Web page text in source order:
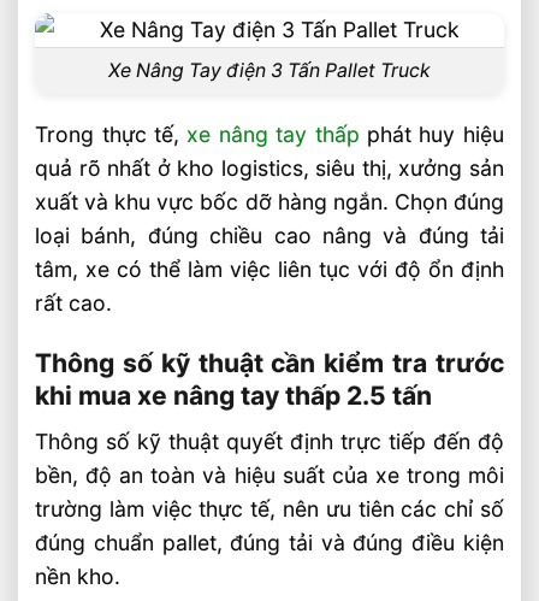
Cho Kệ Cao Trên 6m
Xe Nâng Điện Đứng Lái 2 Tấn Có Phù
Xe Nâng Điện Đứng Lái 1.8 Tấn Pin
Lithium 48V Có Ưu Điểm Gì
Xe Nâng Tay điện 3 Tấn Pallet Truck
Trong thực tế, xe nâng tay thấp phát huy hiệu
quả rõ nhất ở kho logistics, siêu thị, xưởng sản
xuất và khu vực bốc dỡ hàng ngắn. Chọn đúng
loại bánh, đúng chiều cao nâng và đúng tải
tâm, xe có thể làm việc liên tục với độ ổn định
rất cao.
Thông số kỹ thuật cần kiểm tra trước
khi mua xe nâng tay thấp 2.5 tấn
Thông số kỹ thuật quyết định trực tiếp đến độ
bền, độ an toàn và hiệu suất của xe trong môi
trường làm việc thực tế, nên ưu tiên các chỉ số
đúng chuẩn pallet, đúng tải và đúng điều kiện
nền kho.